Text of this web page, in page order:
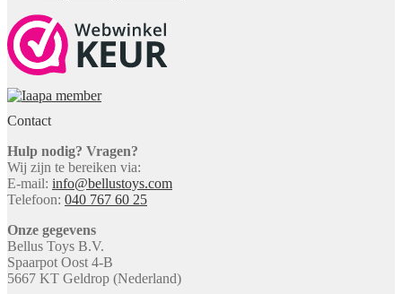
Contact
Hulp nodig? Vragen?
Wij zijn te bereiken via:
E-mail: info@bellustoys.com
Telefoon: 040 767 60 25
Onze gegevens
Bellus Toys B.V.
Spaarpot Oost 4-B
5667 KT Geldrop (Nederland)